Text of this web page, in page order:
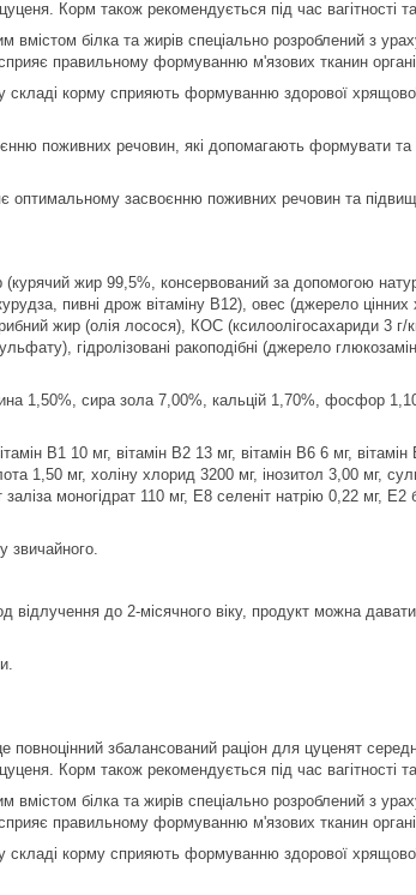
Корм також рекомендується під час вагітності та
вмістом білка та жирів спеціально розроблений з
правильному формуванню м'язових тканин
корму сприяють формуванню здорової
поживних речовин, які допомагають формувати та
засвоєнню поживних речовин та
(курячий жир 99,5%, консервований за допомогою
пивні дрож вітаміну B12), овес (джерело
жир (олія лосося), КОС (ксилоолігосахариди 3 г/
гідролізовані ракоподібні (джерело
1,50%, сира зола 7,00%, кальцій 1,70%, фосфор
В1 10 мг, вітамін В2 13 мг, вітамін В6 6 мг, вітамін
1,50 мг, холіну хлорид 3200 мг, інозитол 3,00 мг,
моногідрат 110 мг, Е8 селеніт натрію 0,22 мг, Е2
звичайного.
до 2-місячного віку, продукт можна
збалансований раціон для цуценят
Корм також рекомендується під час вагітності та
вмістом білка та жирів спеціально розроблений з
правильному формуванню м'язових тканин
корму сприяють формуванню здорової